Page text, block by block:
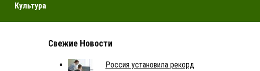
Культура
Свежие Новости
Россия установила рекорд